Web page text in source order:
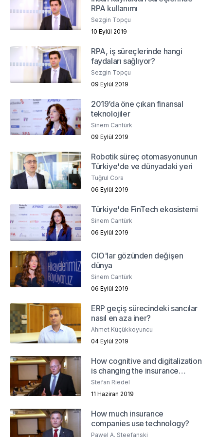
RPA kullanımı
Sezgin Topçu
10 Eylül 2019
RPA, iş süreçlerinde hangi
faydaları sağlıyor?
Sezgin Topçu
09 Eylül 2019
2019’da öne çıkan finansal
teknolojiler
Sinem Cantürk
09 Eylül 2019
Robotik süreç otomasyonunun
Türkiye'de ve dünyadaki yeri
Tuğrul Cora
06 Eylül 2019
Türkiye'de FinTech ekosistemi
Sinem Cantürk
06 Eylül 2019
CIO'lar gözünden değişen
dünya
Sinem Cantürk
06 Eylül 2019
ERP geçiş sürecindeki sancılar
nasıl en aza iner?
Ahmet Küçükkoyuncu
04 Eylül 2019
How cognitive and digitalization
is changing the insurance
industry?
Stefan Riedel
11 Haziran 2019
How much insurance
companies use technology?
Pawel A. Steefanski